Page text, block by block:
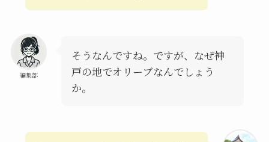
編集部
そうなんですね。ですが、なぜ神
戸の地でオリーブなんでしょう
か。